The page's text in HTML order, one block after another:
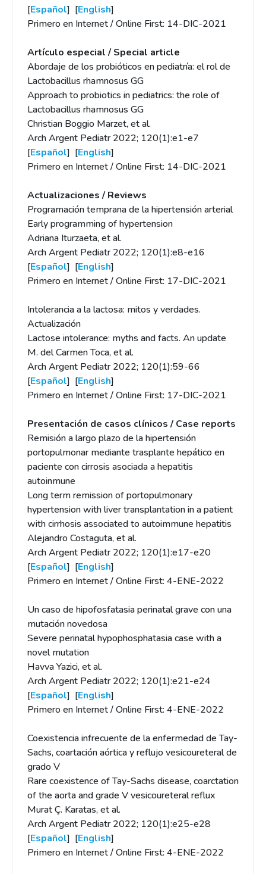
[Español] [English]
Primero en Internet / Online First: 14-DIC-2021
Artículo especial / Special article
Abordaje de los probióticos en pediatría: el rol de
Lactobacillus rhamnosus GG
Approach to probiotics in pediatrics: the role of
Lactobacillus rhamnosus GG
Christian Boggio Marzet, et al.
Arch Argent Pediatr 2022; 120(1):e1-e7
[Español] [English]
Primero en Internet / Online First: 14-DIC-2021
Actualizaciones / Reviews
Programación temprana de la hipertensión arterial
Early programming of hypertension
Adriana Iturzaeta, et al.
Arch Argent Pediatr 2022; 120(1):e8-e16
[Español] [English]
Primero en Internet / Online First: 17-DIC-2021
Intolerancia a la lactosa: mitos y verdades.
Actualización
Lactose intolerance: myths and facts. An update
M. del Carmen Toca, et al.
Arch Argent Pediatr 2022; 120(1):59-66
[Español] [English]
Primero en Internet / Online First: 17-DIC-2021
Presentación de casos clínicos / Case reports
Remisión a largo plazo de la hipertensión
portopulmonar mediante trasplante hepático en
paciente con cirrosis asociada a hepatitis
autoinmune
Long term remission of portopulmonary
hypertension with liver transplantation in a patient
with cirrhosis associated to autoimmune hepatitis
Alejandro Costaguta, et al.
Arch Argent Pediatr 2022; 120(1):e17-e20
[Español] [English]
Primero en Internet / Online First: 4-ENE-2022
Un caso de hipofosfatasia perinatal grave con una
mutación novedosa
Severe perinatal hypophosphatasia case with a
novel mutation
Havva Yazici, et al.
Arch Argent Pediatr 2022; 120(1):e21-e24
[Español] [English]
Primero en Internet / Online First: 4-ENE-2022
Coexistencia infrecuente de la enfermedad de Tay-
Sachs, coartación aórtica y reflujo vesicoureteral de
grado V
Rare coexistence of Tay-Sachs disease, coarctation
of the aorta and grade V vesicoureteral reflux
Murat Ç. Karatas, et al.
Arch Argent Pediatr 2022; 120(1):e25-e28
[Español] [English]
Primero en Internet / Online First: 4-ENE-2022